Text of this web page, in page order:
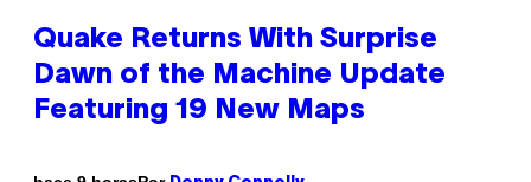
Quake Returns With Surprise
Dawn of the Machine Update
Featuring 19 New Maps